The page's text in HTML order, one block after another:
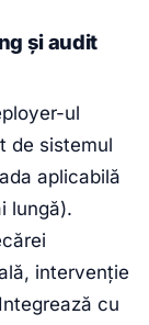
și audit
ul
de sistemul
aplicabilă
lungă).
intervenție
cu